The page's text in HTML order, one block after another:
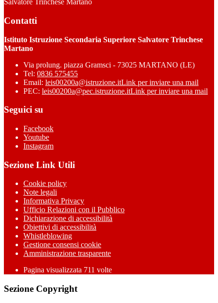
Salvatore Trinchese Martano
Contatti
Istituto Istruzione Secondaria Superiore Salvatore Trinchese
Martano
Via prolung. piazza Gramsci - 73025 MARTANO (LE)
Tel: 0836 575455
Email: leis00200a@istruzione.itLink per inviare una mail
PEC: leis00200a@pec.istruzione.itLink per inviare una mail
Seguici su
Facebook
Youtube
Instagram
Sezione Link Utili
Cookie policy
Note legali
Informativa Privacy
Ufficio Relazioni con il Pubblico
Dichiarazione di accessibilità
Obiettivi di accessibilità
Whistleblowing
Gestione consensi cookie
Amministrazione trasparente
Pagina visualizzata 711 volte
Sezione Copyright